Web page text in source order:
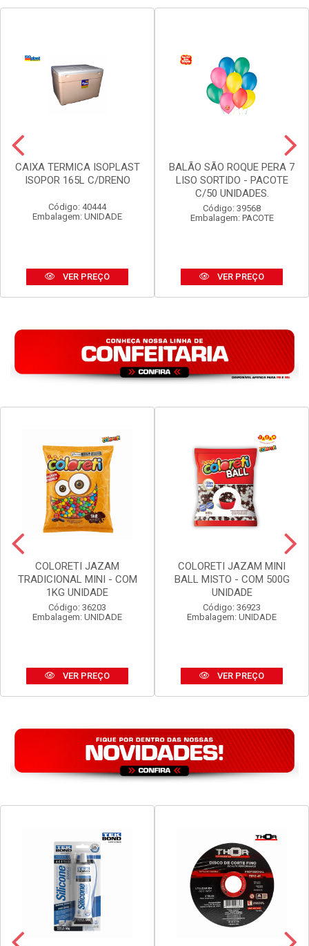
CAIXA TERMICA ISOPLAST
ISOPOR 165L C/DRENO
Código: 40444
Embalagem: UNIDADE
VER PREÇO
BALÃO SÃO ROQUE PERA 7
LISO SORTIDO - PACOTE
C/50 UNIDADES.
Código: 39568
Embalagem: PACOTE
VER PREÇO
COLORETI JAZAM
TRADICIONAL MINI - COM
1KG UNIDADE
Código: 36203
Embalagem: UNIDADE
VER PREÇO
COLORETI JAZAM MINI
BALL MISTO - COM 500G
UNIDADE
Código: 36923
Embalagem: UNIDADE
VER PREÇO